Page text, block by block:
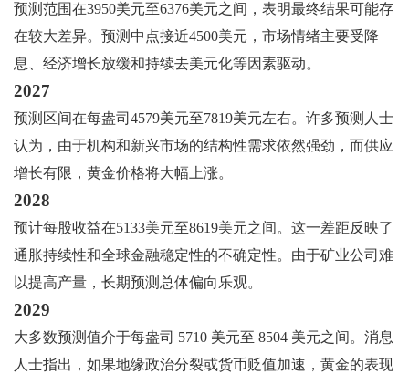
预测范围在3950美元至6376美元之间，表明最终结果可能存
在较大差异。预测中点接近4500美元，市场情绪主要受降
息、经济增长放缓和持续去美元化等因素驱动。
2027
预测区间在每盎司4579美元至7819美元左右。许多预测人士
认为，由于机构和新兴市场的结构性需求依然强劲，而供应
增长有限，黄金价格将大幅上涨。
2028
预计每股收益在5133美元至8619美元之间。这一差距反映了
通胀持续性和全球金融稳定性的不确定性。由于矿业公司难
以提高产量，长期预测总体偏向乐观。
2029
大多数预测值介于每盎司 5710 美元至 8504 美元之间。消息
人士指出，如果地缘政治分裂或货币贬值加速，黄金的表现